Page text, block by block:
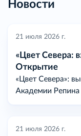
Новости
21 июля 2026 г.
«Цвет Севера:
Открытие
«Цвет Севера»:
Академии Репина
21 июля 2026 г.